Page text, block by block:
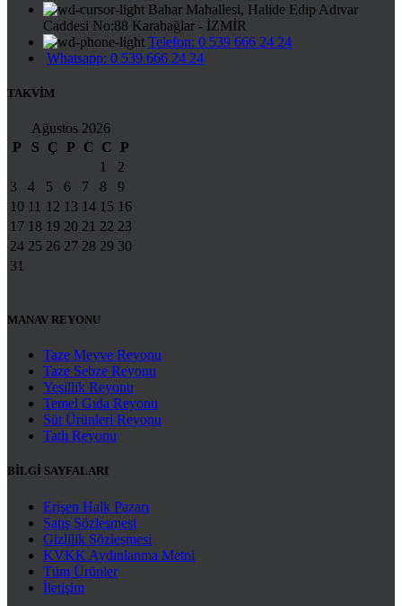
Bahar Mahallesi, Halide Edip Adıvar
Caddesi No:88 Karabağlar - İZMİR
Telefon: 0 539 666 24 24
Whatsapp: 0 539 666 24 24
TAKVİM
Ağustos 2026
P
S Ç P C C
P
1
2
3
4 5 6 7 8
9
10 11 12 13 14 15 16
17 18 19 20 21 22 23
24 25 26 27 28 29 30
31
MANAV REYONU
Taze Meyve Reyonu
Taze Sebze Reyonu
Yeşillik Reyonu
Temel Gıda Reyonu
Süt Ürünleri Reyonu
Tatlı Reyonu
BİLGİ SAYFALARI
Erişen Halk Pazarı
Satış Sözleşmesi
Gizlilik Sözleşmesi
KVKK Aydınlanma Metni
Tüm Ürünler
İletişim